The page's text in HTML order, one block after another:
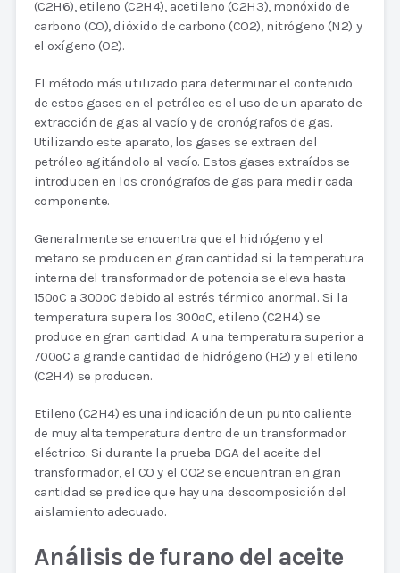
(C2H6), etileno (C2H4), acetileno (C2H3), monóxido de
carbono (CO), dióxido de carbono (CO2), nitrógeno (N2) y
el oxígeno (O2).
El método más utilizado para determinar el contenido
de estos gases en el petróleo es el uso de un aparato de
extracción de gas al vacío y de cronógrafos de gas.
Utilizando este aparato, los gases se extraen del
petróleo agitándolo al vacío. Estos gases extraídos se
introducen en los cronógrafos de gas para medir cada
componente.
Generalmente se encuentra que el hidrógeno y el
metano se producen en gran cantidad si la temperatura
interna del transformador de potencia se eleva hasta
150oC a 300oC debido al estrés térmico anormal. Si la
temperatura supera los 300oC, etileno (C2H4) se
produce en gran cantidad. A una temperatura superior a
700oC a grande cantidad de hidrógeno (H2) y el etileno
(C2H4) se producen.
Etileno (C2H4) es una indicación de un punto caliente
de muy alta temperatura dentro de un transformador
eléctrico. Si durante la prueba DGA del aceite del
transformador, el CO y el CO2 se encuentran en gran
cantidad se predice que hay una descomposición del
aislamiento adecuado.
Análisis de furano del aceite